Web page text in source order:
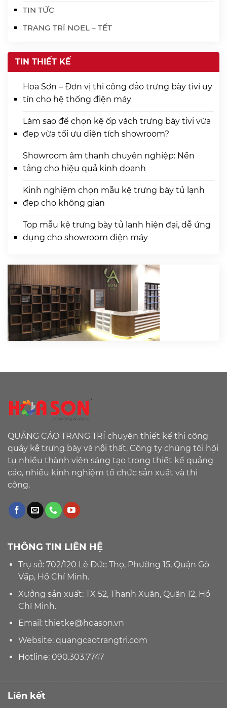
TIN TỨC
TRANG TRÍ NOEL – TẾT
TIN THIẾT KẾ
Hoa Sơn – Đơn vị thi công đảo trưng bày tivi uy
tín cho hệ thống điện máy
Làm sao để chọn kệ ốp vách trưng bày tivi vừa
đẹp vừa tối ưu diện tích showroom?
Showroom âm thanh chuyên nghiệp: Nền
tảng cho hiệu quả kinh doanh
Kinh nghiệm chọn mẫu kệ trưng bày tủ lạnh
đẹp cho không gian
Top mẫu kệ trưng bày tủ lạnh hiện đại, dễ ứng
dụng cho showroom điện máy
QUẢNG CÁO TRANG TRÍ chuyên thiết kế thi công
quầy kệ trưng bày và nội thất. Công ty chúng tôi hội
tụ nhiều thành viên sáng tạo trong thiết kế quảng
cáo, nhiều kinh nghiệm tổ chức sản xuất và thi
công.
THÔNG TIN LIÊN HỆ
Trụ sở: 702/120 Lê Đức Thọ, Phường 15, Quận Gò
Vấp, Hồ Chí Minh.
Xưởng sản xuất: TX 52, Thạnh Xuân, Quận 12, Hồ
Chí Minh.
Email: thietke@hoason.vn
Website:quangcaotrangtri.com
Hotline: 090.303.7747
Liên kết